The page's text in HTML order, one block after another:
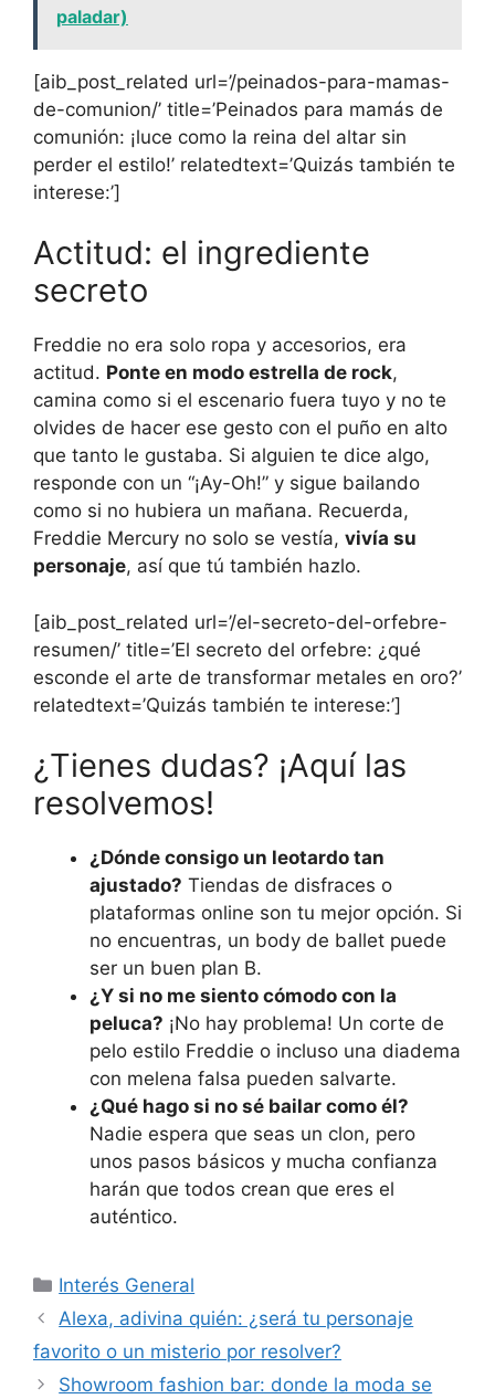
paladar)
[aib_post_related url=’/peinados-para-mamas-
de-comunion/’ title=’Peinados para mamás de
comunión: ¡luce como la reina del altar sin
perder el estilo!’ relatedtext=’Quizás también te
interese:’]
Actitud: el ingrediente
secreto
Freddie no era solo ropa y accesorios, era
actitud. Ponte en modo estrella de rock,
camina como si el escenario fuera tuyo y no te
olvides de hacer ese gesto con el puño en alto
que tanto le gustaba. Si alguien te dice algo,
responde con un “¡Ay-Oh!” y sigue bailando
como si no hubiera un mañana. Recuerda,
Freddie Mercury no solo se vestía, vivía su
personaje, así que tú también hazlo.
[aib_post_related url=’/el-secreto-del-orfebre-
resumen/’ title=’El secreto del orfebre: ¿qué
esconde el arte de transformar metales en oro?’
relatedtext=’Quizás también te interese:’]
¿Tienes dudas? ¡Aquí las
resolvemos!
¿Dónde consigo un leotardo tan
ajustado? Tiendas de disfraces o
plataformas online son tu mejor opción. Si
no encuentras, un body de ballet puede
ser un buen plan B.
¿Y si no me siento cómodo con la
peluca? ¡No hay problema! Un corte de
pelo estilo Freddie o incluso una diadema
con melena falsa pueden salvarte.
¿Qué hago si no sé bailar como él?
Nadie espera que seas un clon, pero
unos pasos básicos y mucha confianza
harán que todos crean que eres el
auténtico.
Categorías
Interés General
Alexa, adivina quién: ¿será tu personaje
favorito o un misterio por resolver?
Showroom fashion bar: donde la moda se